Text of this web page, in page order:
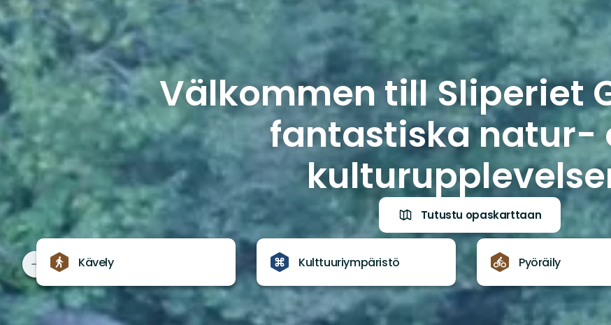
Välkommen till Sliperiet
fantastiska natur-
Tutustu opaskarttaan
Kävely Kulttuuriympäristö Pyöräily